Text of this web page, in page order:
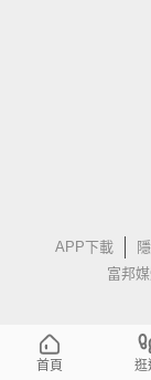
APP下載
富邦
首頁 逛